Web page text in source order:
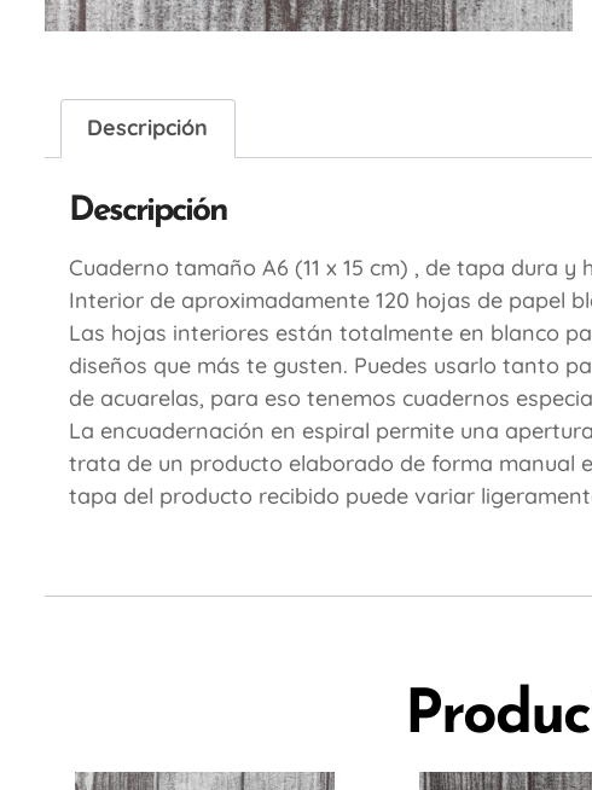
Descripción
Descripción
Cuaderno tamaño A6 (11 x 15 cm) , de tapa dura
Interior de aproximadamente 120 hojas de papel
Las hojas interiores están totalmente en blanco
diseños que más te gusten. Puedes usarlo tanto
de acuarelas, para eso tenemos cuadernos
La encuadernación en espiral permite una
trata de un producto elaborado de forma manual
tapa del producto recibido puede variar